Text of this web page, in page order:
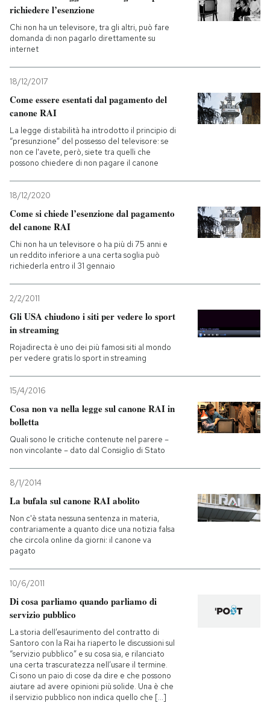
richiedere l’esenzione
Chi non ha un televisore, tra gli altri, può fare
domanda di non pagarlo direttamente su
internet
18/12/2017
Come essere esentati dal pagamento del
canone RAI
La legge di stabilità ha introdotto il principio di
“presunzione” del possesso del televisore: se
non ce l'avete, però, siete tra quelli che
possono chiedere di non pagare il canone
18/12/2020
Come si chiede l’esenzione dal pagamento
del canone RAI
Chi non ha un televisore o ha più di 75 anni e
un reddito inferiore a una certa soglia può
richiederla entro il 31 gennaio
2/2/2011
Gli USA chiudono i siti per vedere lo sport
in streaming
Rojadirecta è uno dei più famosi siti al mondo
per vedere gratis lo sport in streaming
15/4/2016
Cosa non va nella legge sul canone RAI in
bolletta
Quali sono le critiche contenute nel parere –
non vincolante – dato dal Consiglio di Stato
8/1/2014
La bufala sul canone RAI abolito
Non c'è stata nessuna sentenza in materia,
contrariamente a quanto dice una notizia falsa
che circola online da giorni: il canone va
pagato
10/6/2011
Di cosa parliamo quando parliamo di
servizio pubblico
La storia dell’esaurimento del contratto di
Santoro con la Rai ha riaperto le discussioni sul
“servizio pubblico” e su cosa sia, e rilanciato
una certa trascuratezza nell’usare il termine.
Ci sono un paio di cose da dire e che possono
aiutare ad avere opinioni più solide. Una è che
il servizio pubblico non indica quello che [...]